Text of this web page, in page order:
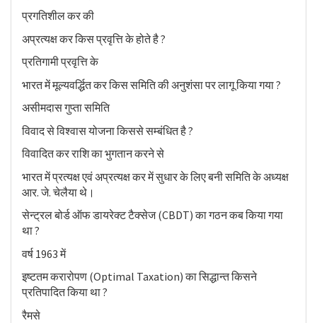
प्रगतिशील कर की
अप्रत्यक्ष कर किस प्रवृत्ति के होते है ?
प्रतिगामी प्रवृत्ति के
भारत में मूल्यवर्द्धित कर किस समिति की अनुशंसा पर लागू किया गया ?
असीमदास गुप्ता समिति
विवाद से विश्वास योजना किससे सम्बंधित है ?
विवादित कर राशि का भुगतान करने से
भारत में प्रत्यक्ष एवं अप्रत्यक्ष कर में सुधार के लिए बनी समिति के अध्यक्ष
आर. जे. चेलैया थे।
सेन्ट्रल बोर्ड ऑफ डायरेक्ट टैक्सेज (CBDT) का गठन कब किया गया
था ?
वर्ष 1963 में
इष्टतम करारोपण (Optimal Taxation) का सिद्धान्त किसने
प्रतिपादित किया था ?
रैमसे